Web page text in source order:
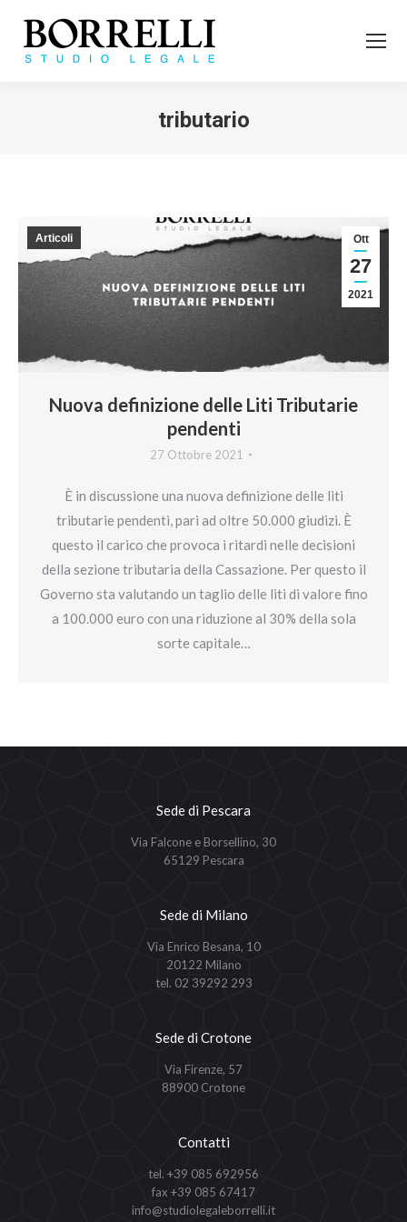
tributario
Nuova definizione delle Liti Tributarie
pendenti
27 Ottobre 2021
Ott
27
2021
Articoli
È in discussione una nuova definizione delle liti
tributarie pendenti, pari ad oltre 50.000 giudizi. È
questo il carico che provoca i ritardi nelle decisioni
della sezione tributaria della Cassazione. Per questo il
Governo sta valutando un taglio delle liti di valore fino
a 100.000 euro con una riduzione al 30% della sola
sorte capitale…
Sede di Pescara
Via Falcone e Borsellino, 30
65129 Pescara
Sede di Milano
Via Enrico Besana, 10
20122 Milano
tel. 02 39292 293
Sede di Crotone
Via Firenze, 57
88900 Crotone
Contatti
tel. +39 085 692956
fax +39 085 67417
info@studiolegaleborrelli.it